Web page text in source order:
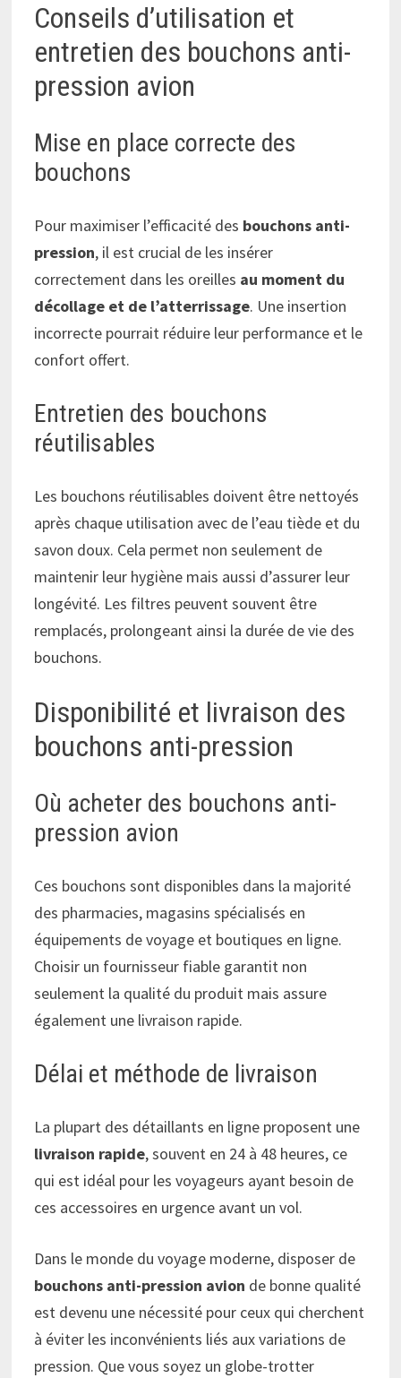
Conseils d’utilisation et
entretien des bouchons anti-
pression avion
Mise en place correcte des
bouchons
Pour maximiser l’efficacité des bouchons anti-
pression, il est crucial de les insérer
correctement dans les oreilles au moment du
décollage et de l’atterrissage. Une insertion
incorrecte pourrait réduire leur performance et le
confort offert.
Entretien des bouchons
réutilisables
Les bouchons réutilisables doivent être nettoyés
après chaque utilisation avec de l’eau tiède et du
savon doux. Cela permet non seulement de
maintenir leur hygiène mais aussi d’assurer leur
longévité. Les filtres peuvent souvent être
remplacés, prolongeant ainsi la durée de vie des
bouchons.
Disponibilité et livraison des
bouchons anti-pression
Où acheter des bouchons anti-
pression avion
Ces bouchons sont disponibles dans la majorité
des pharmacies, magasins spécialisés en
équipements de voyage et boutiques en ligne.
Choisir un fournisseur fiable garantit non
seulement la qualité du produit mais assure
également une livraison rapide.
Délai et méthode de livraison
La plupart des détaillants en ligne proposent une
livraison rapide, souvent en 24 à 48 heures, ce
qui est idéal pour les voyageurs ayant besoin de
ces accessoires en urgence avant un vol.
Dans le monde du voyage moderne, disposer de
bouchons anti-pression avion de bonne qualité
est devenu une nécessité pour ceux qui cherchent
à éviter les inconvénients liés aux variations de
pression. Que vous soyez un globe-trotter